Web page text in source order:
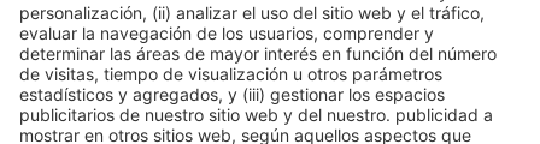
construcciónRondas de financiación Salud y
bienestar Sostenibilidad Sostenibilidad ambiental
Startups innovadorasTendenciasVivienda